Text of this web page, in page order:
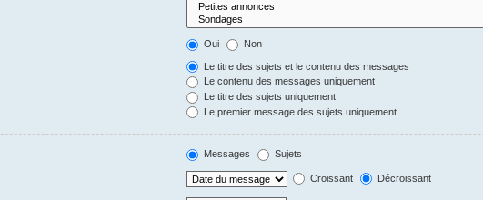
Oui Non
Le titre des sujets et le contenu des messages
Le contenu des messages uniquement
Le titre des sujets uniquement
Le premier message des sujets uniquement
Messages Sujets
Croissant Décroissant